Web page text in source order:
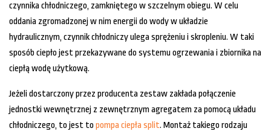
czynnika chłodniczego, zamkniętego w szczelnym obiegu. W celu
oddania zgromadzonej w nim energii do wody w układzie
hydraulicznym, czynnik chłodniczy ulega sprężeniu i skropleniu. W taki
sposób ciepło jest przekazywane do systemu ogrzewania i zbiornika na
ciepłą wodę użytkową.
Jeżeli dostarczony przez producenta zestaw zakłada połączenie
jednostki wewnętrznej z zewnętrznym agregatem za pomocą układu
chłodniczego, to jest to pompa ciepła split. Montaż takiego rodzaju